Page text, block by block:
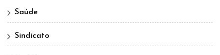
Saúde
Sindicato